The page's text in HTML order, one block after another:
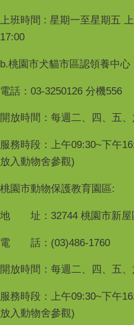
上班時間 : 星期一至星期五
17:00
b.桃園市犬貓市區認領養中心
電話：03-3250126 分機556
開放時間：每週二、四、五、
服務時段：上午09:30~下午
放入動物舍參觀)
桃園市動物保護教育園區:
地 址：32744 桃園市新屋
電 話：(03)486-
開放時間：每週二、四、五、
服務時段：上午09:30~下午
放入動物舍參觀)